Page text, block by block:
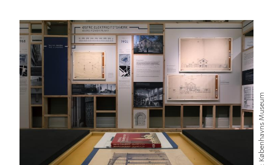
Københavns Museum